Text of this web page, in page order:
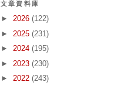
文章資料庫
► 2026 (122)
► 2025 (231)
► 2024 (195)
► 2023 (230)
► 2022 (243)